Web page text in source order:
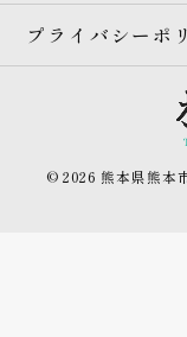
プライバシーポ
© 2026 熊本県熊本